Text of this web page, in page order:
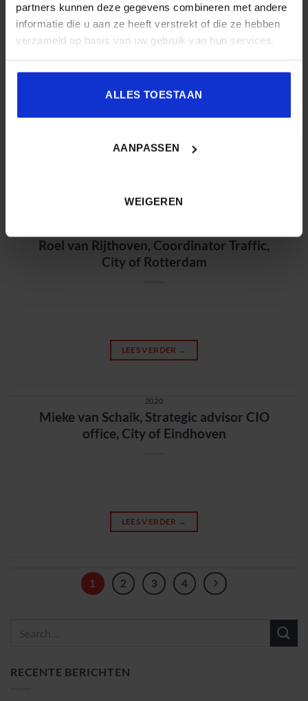
partners kunnen deze gegevens combineren met andere
informatie die u aan ze heeft verstrekt of die ze hebben
verzameld op basis van uw gebruik van hun services.
ALLES TOESTAAN
AANPASSEN
WEIGEREN
LEES VERDER→
Sjoerd Braaksma, Data Scientist, City of
Rotterdam
Roel van Rijthoven, Coordinator Traffic,
City of Rotterdam
LEES VERDER →
2020
Mieke van Schaik, Strategic advisor CIO
office, City of Eindhoven
LEES VERDER →
1 2 3 4
RECENTE BERICHTEN